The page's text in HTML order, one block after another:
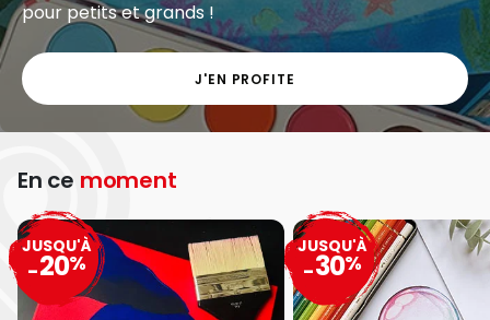
pour petits et grands !
J'EN PROFITE
En ce moment
JUSQU'À
-20%
JUSQU'À
-30%